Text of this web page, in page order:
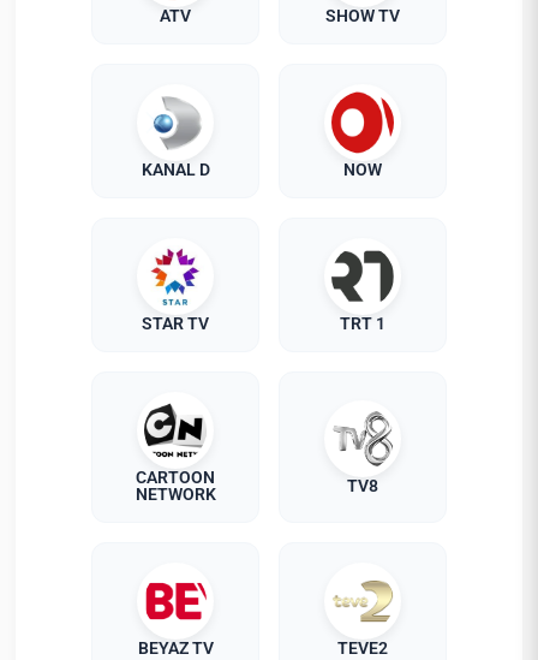
ATV SHOW TV
KANAL D NOW
STAR TV TRT 1
CARTOON
NETWORK
TV8
BEYAZ TV TEVE2